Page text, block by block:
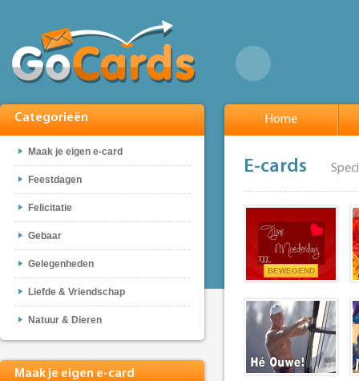
Categorieën
Maak je eigen e-card
Feestdagen
Felicitatie
Gebaar
Gelegenheden
Liefde & Vriendschap
Natuur & Dieren
Maak je eigen e-card
Home
E-cards
BEWEGEND